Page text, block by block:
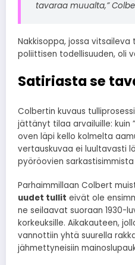
tavaraa muualta,”
Nakkisoppa, jossa vitsaileva
poliittisen todellisuuden, oli
Satiriasta se
Colbertin kuvaus
jättänyt tilaa arvailuille: kuin
oven läpi kello kolmelta
vertauskuvaa ei luultavasti
pyöröovien
Parhaimmillaan Colbert
uudet tullit eivät ole
ne seilaavat suoraan 1930-
korkeuksille. Aikakauteen,
vannottiin yhtä suurella
jähmettyneisiin